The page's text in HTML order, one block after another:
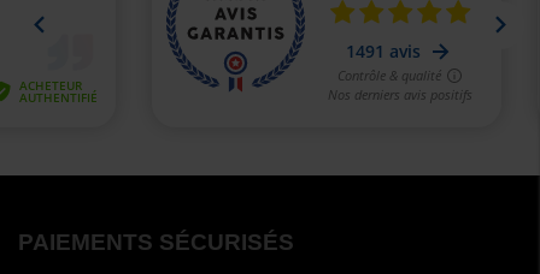
PAIEMENTS SÉCURISÉS